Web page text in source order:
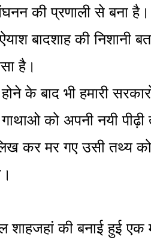
की प्रणाली से बना है।
बादशाह की निशानी
है।
के बाद भी हमारी
को अपनी नयी
कर मर गए उसी तथ्य
शाहजहां की बनाई हुई एक